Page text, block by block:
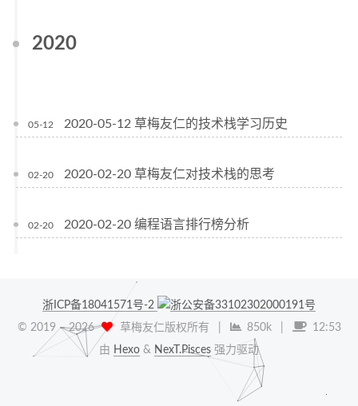
2020
05-12 2020-05-12 草梅友仁的技术栈学习历史
02-20 2020-02-20 草梅友仁对技术栈的思考
02-20 2020-02-20 编程语言排行榜分析
浙ICP备18041571号-2
浙公安备33102302000191号
© 2019 –2026 草梅友仁版权所有 850k
12:53
由 Hexo & NexT.Pisces 强力驱动